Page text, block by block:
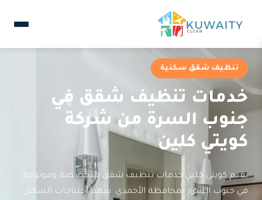
تنظيف شقق سكنية
خدمات تنظيف شقق في
جنوب السرة من شركة
كويتي كلين
تقدم كويتي كلين خدمات تنظيف شقق متخصصة وموثوقة
في جنوب السرة بمحافظة الأحمدي. نفهم احتياجات السكان